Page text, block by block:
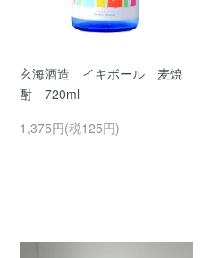
玄海酒造 イキボール 麦焼
酎 720ml
1,375円(税125円)